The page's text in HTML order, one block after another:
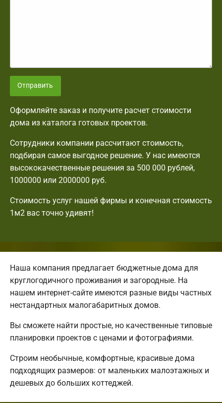
Отправить
Оформляйте заказ и получите расчет стоимости
дома из каталога готовых проектов.
Сотрудники компании рассчитают стоимость,
подбирая самое выгодное решение. У нас имеются
высококачественные решения за 500 000 рублей,
1000000 или 2000000 руб.
Стоимость услуг нашей фирмы и конечная стоимость
1м2 вас точно удивят!
Наша компания предлагает бюджетные дома для
круглогодичного проживания и загородные. На
нашем интернет-сайте имеются разные виды частных
нестандартных малогабаритных домов.
Вы сможете найти простые, но качественные типовые
планировки проектов с ценами и фотографиями.
Строим необычные, комфортные, красивые дома
подходящих размеров: от маленьких малоэтажных и
дешевых до больших коттеджей.